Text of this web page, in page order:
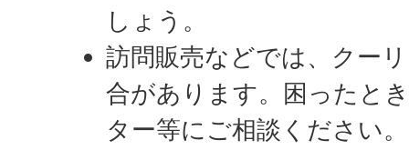
しょう。
訪問販売などでは、クー
合があります。困ったと
ター等にご相談ください。